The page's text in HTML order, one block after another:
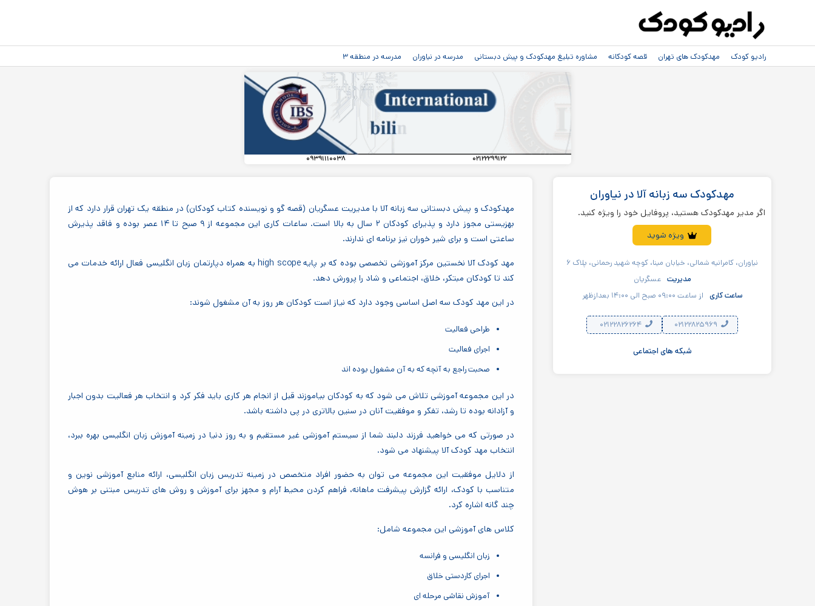
رادیو کودک مهدکودک های تهران قصه کودکانه مشاوره تبلیغ مهدکودک و پیش دبستانی مدرسه در نیاوران مدرسه در منطقه ۳
۰۲۱۲۲۲۹۹۱۲۲ ۰۹۳۹۱۱۱۰۰۳۸
مهدکودک سه زبانه آلا در نیاوران
اگر مدیر مهدکودک هستید، پروفایل خود را ویژه کنید.
ویژه شوید
نیاوران، کامرانیه شمالی، خیابان مینا، کوچه شهید رحمانی، پلاک ۶
مدیریت عسگریان
ساعت کاری
از ساعت ۰۹:۰۰ صبح الی ۱۴:۰۰ بعدازظهر
۰۲۱۲۲۸۲۶۲۶۴
شبکه های اجتماعی
مهدکودک و پیش دبستانی سه زبانه آلا با مدیریت عسگریان (قصه گو و نویسنده کتاب کودکان) در منطقه یک تهران قرار دارد که از
بهزیستی مجوز دارد و پذیرای کودکان ۲ سال به بالا است. ساعات کاری این مجموعه از ۹ صبح تا ۱۴ عصر بوده و فاقد پذیرش
ساعتی است و برای شیر خوران نیز برنامه ای ندارند.
مهد کودک آلا نخستین مرکز آموزشی تخصصی بوده که بر پایهhigh scopeبه همراه دپارتمان زبان انگلیسی فعال ارائه خدمات می
کند تا کودکان مبتکر، خلاق، اجتماعی و شاد را پرورش دهد.
در این مهد کودک سه اصل اساسی وجود دارد که نیاز است کودکان هر روز به آن مشغول شوند:
طراحی فعالیت
اجرای فعالیت
صحبت راجع به آنچه که به آن مشغول بوده اند
در این مجموعه آموزشی تلاش می شود که به کودکان بیاموزند قبل از انجام هر کاری باید فکر کرد و انتخاب هر فعالیت بدون اجبار
و آزادانه بوده تا رشد، تفکر و موفقیت آنان در سنین بالاتری در پی داشته باشد.
در صورتی که می خواهید فرزند دلبند شما از سیستم آموزشی غیر مستقیم و به روز دنیا در زمینه آموزش زبان انگلیسی بهره ببرد،
انتخاب مهد کودک آلا پیشنهاد می شود.
از دلایل موفقیت این مجموعه می توان به حضور افراد متخصص در زمینه تدریس زبان انگلیسی، ارائه منابع آموزشی نوین و
متناسب با کودک، ارائه گزارش پیشرفت ماهانه، فراهم کردن محیط آرام و مجهز برای آموزش و روش های تدریس مبتنی بر هوش
چند گانه اشاره کرد.
کلاس های آموزشی این مجموعه شامل:
زبان انگلیسی و فرانسه
اجرای کاردستی خلاق
آموزش نقاشی مرحله ای